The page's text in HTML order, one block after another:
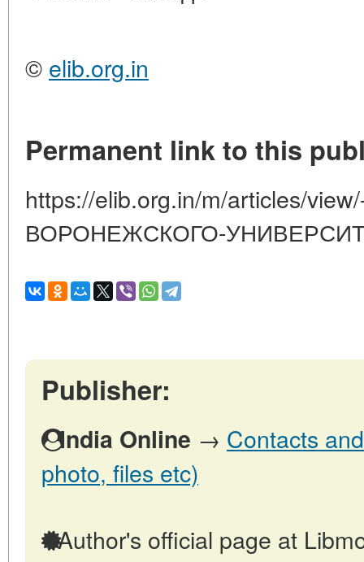
© elib.org.in
Permanent link to this
https://elib.org.in/m/articles/
ВОРОНЕЖСКОГО-
Publisher:
India Online → Contacts
photo, files etc)
Author's official page at